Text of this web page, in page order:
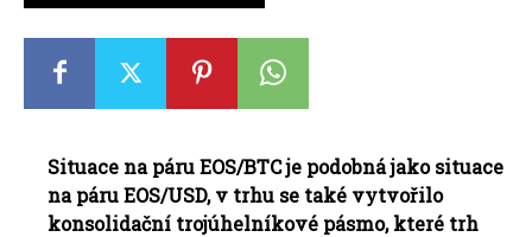
Situace na páru EOS/BTC je podobná jako situace
na páru EOS/USD, v trhu se také vytvořilo
konsolidační trojúhelníkové pásmo, které trh